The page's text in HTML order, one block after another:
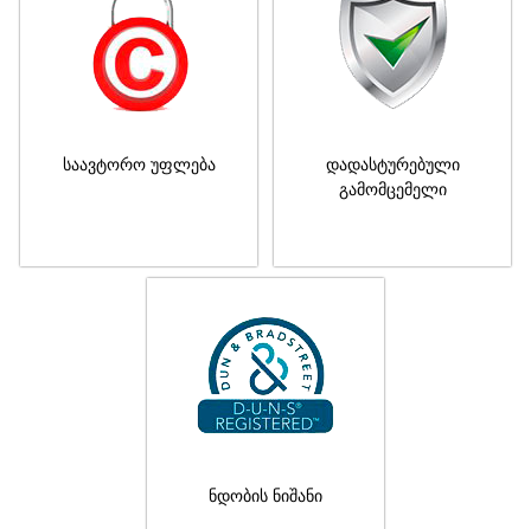
საავტორო უფლება
დადასტურებული
გამომცემელი
ნდობის ნიშანი